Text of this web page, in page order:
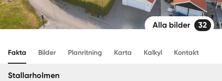
Start
Sverige Spanien
Alla bilder 32
Fakta Bilder Planritning Karta Kalkyl Kontakt
Stallarholmen